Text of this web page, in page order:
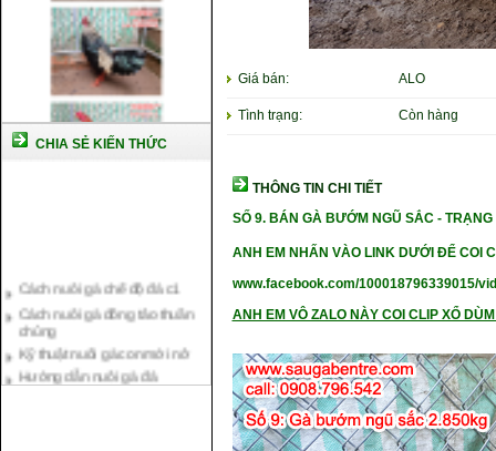
CHIA SẺ KIẾN THỨC
Cách nuôi gà đông tảo thuần
chủng
Kỹ thuật nuôi gà con mới nở
Hướng dẫn nuôi gà đá
Tại sao bạn cần biết cách nuôi
gà chọi ?
Giá bán: ALO
Tình trạng: Còn hàng
THÔNG TIN CHI TIẾT
SỐ 9.BÁN GÀ BƯỚM NGŨ SẮC - TRẠNG
ANH EM NHẤN VÀO LINK DƯỚI ĐỂ COI
www.facebook.com/100018796339015/
ANH EM VÔ ZALO NÀY COI CLIP XỔ